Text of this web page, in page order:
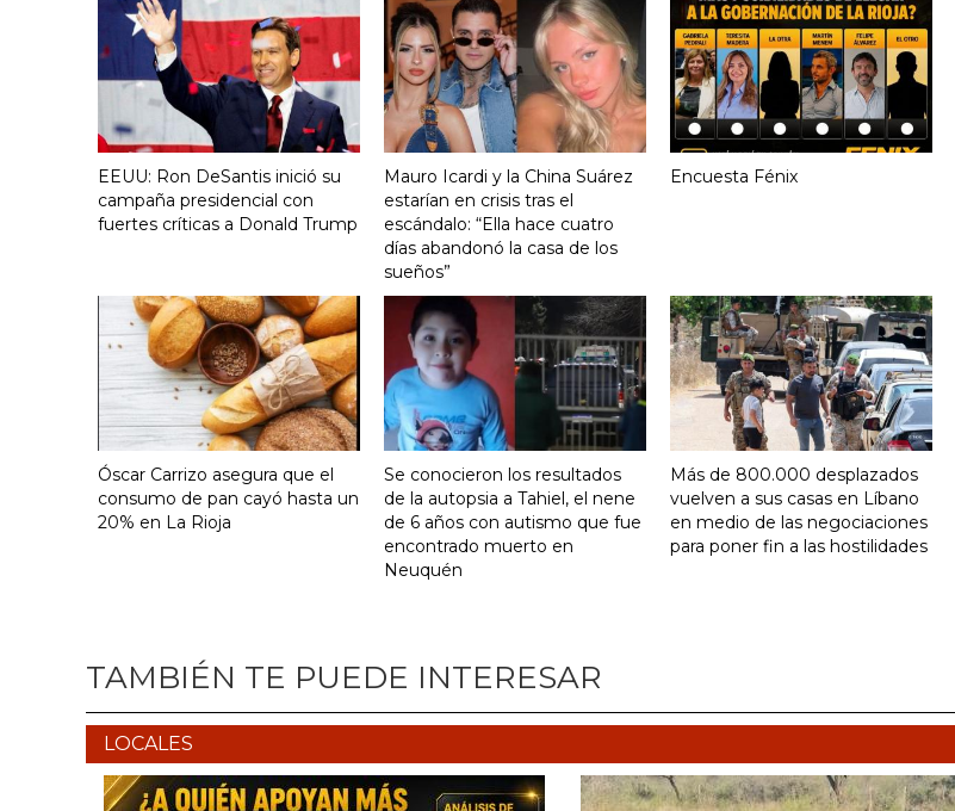
EEUU: Ron DeSantis inició su
campaña presidencial con
fuertes críticas a Donald Trump
Mauro Icardi y la China Suárez
estarían en crisis tras el
escándalo: “Ella hace cuatro
días abandonó la casa de los
sueños”
Encuesta Fénix
Óscar Carrizo asegura que el
consumo de pan cayó hasta un
20% en La Rioja
Se conocieron los resultados
de la autopsia a Tahiel, el nene
de 6 años con autismo que fue
encontrado muerto en
Neuquén
Más de 800.000 desplazados
vuelven a sus casas en Líbano
en medio de las negociaciones
para poner fin a las hostilidades
TAMBIÉN TE PUEDE INTERESAR
LOCALES